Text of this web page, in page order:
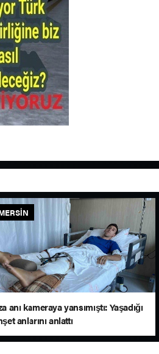
anı kameraya yansımıştı: Yaşadığı
anlarını anlattı